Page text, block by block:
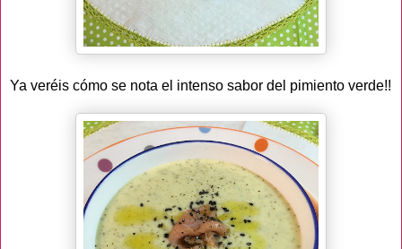
Ya veréis cómo se nota el intenso sabor del pimiento verde!!